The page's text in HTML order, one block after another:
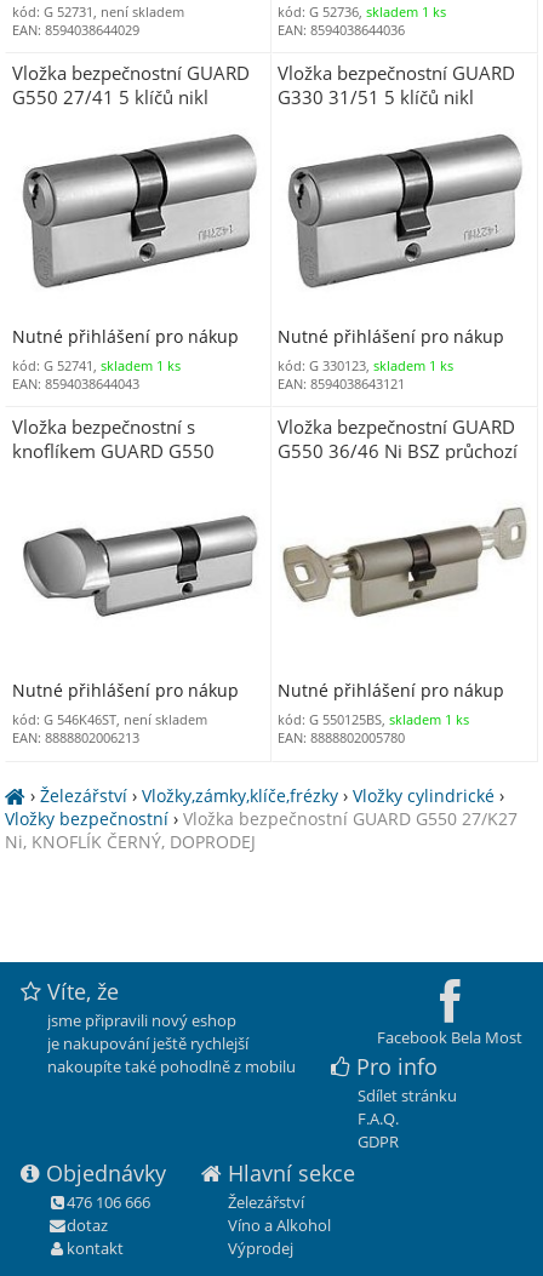
kód: G 52731, není skladem
EAN: 8594038644029
kód: G 52736,skladem 1 ks
EAN: 8594038644036
Vložka bezpečnostní GUARD
G550 27/41 5 klíčů nikl
Nutné přihlášení pro nákup
kód: G 52741, skladem 1 ks
EAN: 8594038644043
Vložka bezpečnostní GUARD
G330 31/51 5 klíčů nikl
Nutné přihlášení pro nákup
kód: G 330123,skladem 1 ks
EAN: 8594038643121
Vložka bezpečnostní s
knoflíkem GUARD G550
Nutné přihlášení pro nákup
kód: G 546K46ST, není skladem
EAN: 8888802006213
Vložka bezpečnostní GUARD
G550 36/46 Ni BSZ průchozí
Nutné přihlášení pro nákup
kód: G 550125BS,skladem 1 ks
EAN: 8888802005780
›Železářství ›Vložky,zámky,klíče,frézky ›Vložky cylindrické ›
Vložky bezpečnostní ›Vložka bezpečnostní GUARD G550 27/K27
Ni, KNOFLÍK ČERNÝ, DOPRODEJ
Facebook Bela Most
Víte, že
jsme připravili nový eshop
je nakupování ještě rychlejší
nakoupíte také pohodlně z mobilu
Pro info
Sdílet stránku
F.A.Q.
GDPR
Objednávky
476 106 666
dotaz
kontakt
Hlavní sekce
Železářství
Víno a Alkohol
Výprodej